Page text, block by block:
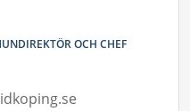
OCH CHEF